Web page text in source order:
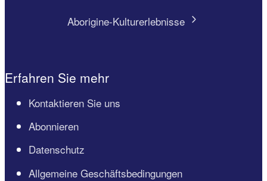
Aborigine-Kulturerlebnisse
Erfahren Sie mehr
Kontaktieren Sie uns
Abonnieren
Datenschutz
Allgemeine Geschäftsbedingungen